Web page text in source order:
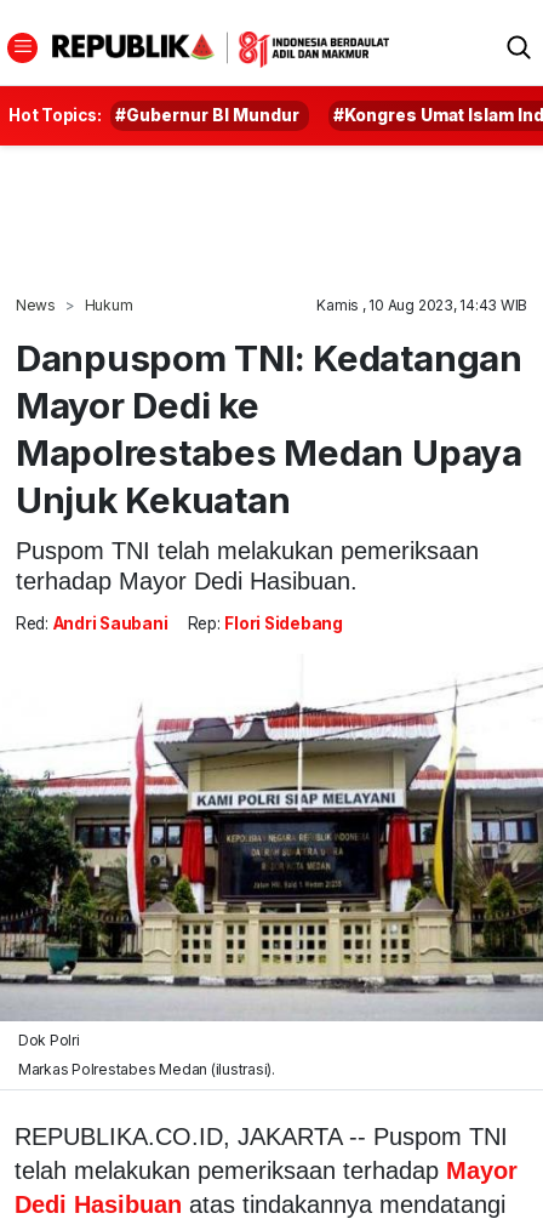
Hot Topics: #Gubernur BI Mundur #Kongres Umat Islam
News Hukum Kamis , 10 Aug 2023, 14:43 WIB
Danpuspom TNI: Kedatangan
Mayor Dedi ke
Mapolrestabes Medan Upaya
Unjuk Kekuatan
Puspom TNI telah melakukan pemeriksaan
terhadap Mayor Dedi Hasibuan.
Red: Andri Saubani Rep: Flori Sidebang
Dok Polri
Markas Polrestabes Medan (ilustrasi).
REPUBLIKA.CO.ID, JAKARTA -- Puspom TNI
telah melakukan pemeriksaan terhadap Mayor
Dedi Hasibuan atas tindakannya mendatangi